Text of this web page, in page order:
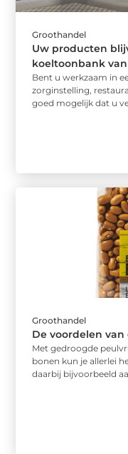
Groothandel
Uw producten
koeltoonbank
Bent u werkzaam in
zorginstelling,
goed mogelijk dat u
Groothandel
De voordelen
Met gedroogde
bonen kun je allerlei
daarbij bijvoorbeeld